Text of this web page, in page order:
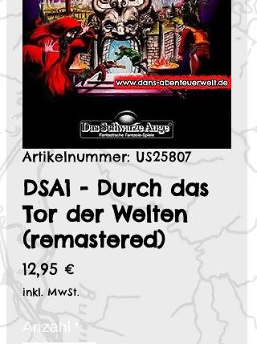
Artikelnummer: US25807
DSA1 - Durch das
Tor der Welten
(remastered)
12,95 €
inkl. MwSt.
Anzahl *